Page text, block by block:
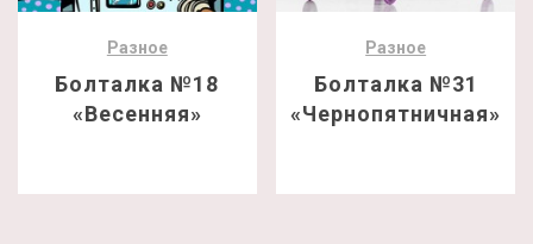
Разное
Болталка №18
«Весенняя»
Разное
Болталка №31
«Чернопятничная»